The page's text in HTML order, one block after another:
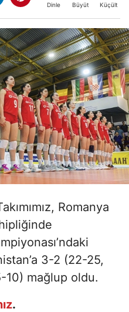
Dinle Büyüt Küçült
Romanya
3-2 (22-25,
10) mağlup oldu.
.